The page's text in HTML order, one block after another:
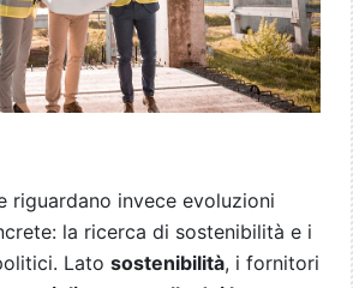
riguardano invece evoluzioni
la ricerca di sostenibilità e i
Lato sostenibilità, i fornitori